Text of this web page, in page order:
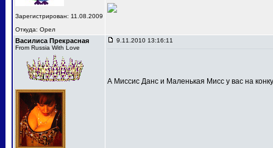
Зарегистрирован: 11.08.2009
Откуда: Орел
Василиса Прекрасная
From Russia With Love
9.11.2010 13:16:11
А Миссис Данс и Маленькая Мисс у вас на